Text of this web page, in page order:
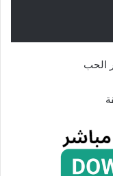
الحب